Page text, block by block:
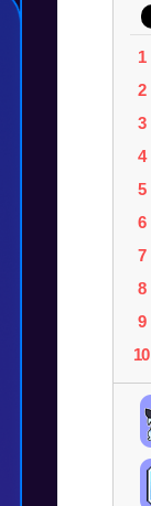
1
2
3
4
5
6
7
8
9
10